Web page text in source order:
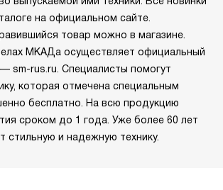
на официальном сайте.
товар можно в магазине.
МКАДа осуществляет официальный
sm-rus.ru. Специалисты помогут
которая отмечена специальным
бесплатно. На всю продукцию
сроком до 1 года. Уже более 60 лет
стильную и надежную технику.